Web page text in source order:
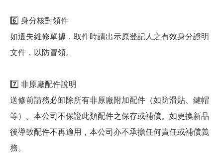
6️⃣ 身分核對領件
如遺失維修單據，取件時請出示原登記人之有效身分證明
文件，以防冒領。
7️⃣ 非原廠配件說明
送修前請務必卸除所有非原廠附加配件（如防滑貼、鍵帽
等）。本公司不保證此類配件之保存或補償。如更換新品
後導致配件不再適用，本公司亦不承擔任何責任或補償義
務。